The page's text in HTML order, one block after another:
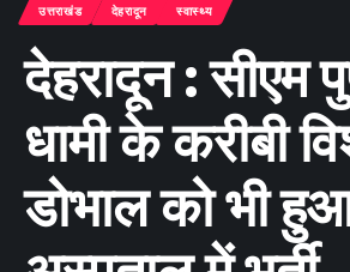
उत्तराखंड देहरादून स्वास्थ्य
देहरादून : सीएम
धामी के करीबी
डोभाल को भी